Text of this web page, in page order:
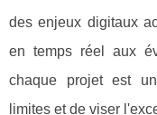
des enjeux digitaux
en temps réel aux
chaque projet est
limites et de viser